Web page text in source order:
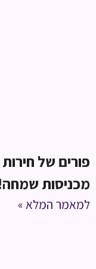
פורים של
מכניסות
למאמר המלא »